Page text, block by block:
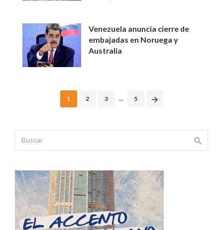
Venezuela anuncia cierre de
embajadas en Noruega y
Australia
1 2 3 ... 5